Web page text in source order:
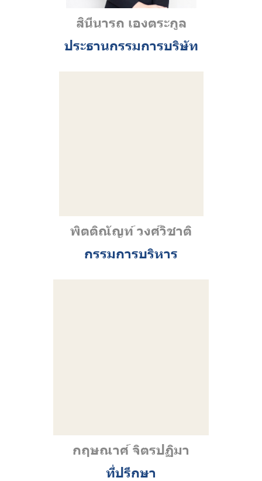
สินีนารถ เองตระกูล
ประธานกรรมการบริษัท
พิตติณัญท์ วงศ์วิชาติ
กรรมการบริหาร
กฤษณาศ์ จิตรปฏิมา
ที่ปรึกษา